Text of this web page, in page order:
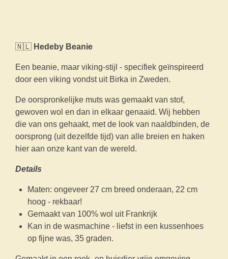
🇳🇱 Hedeby Beanie
Een beanie, maar viking-stijl - specifiek geïnspireerd
door een viking vondst uit Birka in Zweden.
De oorspronkelijke muts was gemaakt van stof,
gewoven wol en dan in elkaar genaaid. Wij hebben
die van ons gehaakt, met de look van naaldbinden, de
oorsprong (uit dezelfde tijd) van alle breien en haken
hier aan onze kant van de wereld.
Details
Maten: ongeveer 27 cm breed onderaan, 22 cm
hoog - rekbaar!
Gemaakt van 100% wol uit Frankrijk
Kan in de wasmachine - liefst in een kussenhoes
op fijne was, 35 graden.